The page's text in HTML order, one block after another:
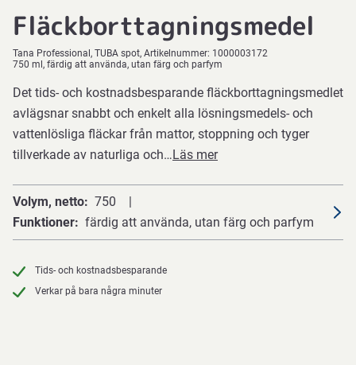
Fläckborttagningsmedel
Tana Professional TUBA spot Artikelnummer: 1000003172
750 ml, färdig att använda, utan färg och parfym
Det tids- och kostnadsbesparande fläckborttagningsmedlet
avlägsnar snabbt och enkelt alla lösningsmedels- och
vattenlösliga fläckar från mattor, stoppning och tyger
tillverkade av naturliga och…Läs mer
Volym, netto
750
Funktioner
färdig att använda, utan färg och parfym
Tids- och kostnadsbesparande
Verkar på bara några minuter